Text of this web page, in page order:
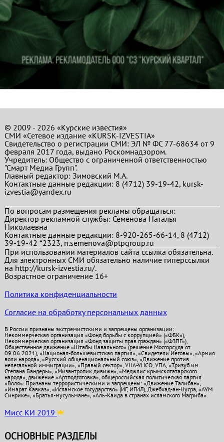
© 2009 - 2026 «Курские известия»
СМИ «Сетевое издание «KURSK-IZVESTIA»
Свидетельство о регистрации СМИ: ЭЛ № ФС 77-68634 от 9
февраля 2017 года, выдано Роскомнадзором.
Учредитель: Общество с ограниченной ответственностью
"Смарт Медиа Групп".
Главный редактор:Зимовский М.А.
Контактные данные редакции: 8 (4712) 39-19-42, kursk-
izvestia@yandex.ru
По вопросам размещения рекламы обращаться:
Директор рекламной службы: Семенова Наталья
Николаевна
Контактные данные редакции: 8-920-265-66-14, 8 (4712)
39-19-42 *2323, n.semenova@ptpgroup.ru
При использовании материалов сайта ссылка обязательна.
Для электронных СМИ обязательно наличие гиперссылки
на http://kursk-izvestia.ru/.
Возрастное ограничение 16+
Политика конфиденциальности
Согласие на обработку персональных данных
В России признаны экстремистскими и запрещены организации:
Некоммерческая организация «Фонд борьбы с коррупцией» («ФБК»),
Некоммерческая организация «Фонд защиты прав граждан» («ФЗПГ»),
Общественное движение «Штабы Навального» (решение Мосгорсуда от
09.06.2021), «Национал-большевистская партия», «Свидетели Иеговы», «Армия
воли народа», «Русский общенациональный союз», «Движение против
нелегальной иммиграции», «Правый сектор», УНА-УНСО, УПА, «Тризуб им.
Степана Бандеры», «Мизантропик дивижн», «Меджлис крымскотатарского
народа», движение «Артподготовка», общероссийская политическая партия
«Воля». Признаны террористическими и запрещены: «Движение Талибан»,
«Имарат Кавказ», «Исламское государство» (ИГ, ИГИЛ), Джебхад-ан-Нусра, «АУМ
Синрике», «Братья-мусульмане», «Аль-Каида в странах исламского Магриба».
Мисс КИ 2019
ОСНОВНЫЕ РАЗДЕЛЫ